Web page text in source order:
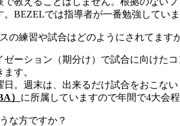
BEZELでは指導者が一番勉強していま
の練習や試合はどのようにされてます
ゼーション（期分け）で試合に向けた
す。
。週末は、出来るだけ試合をおこない
） に所属していますので年間で4大会
な方ですか？